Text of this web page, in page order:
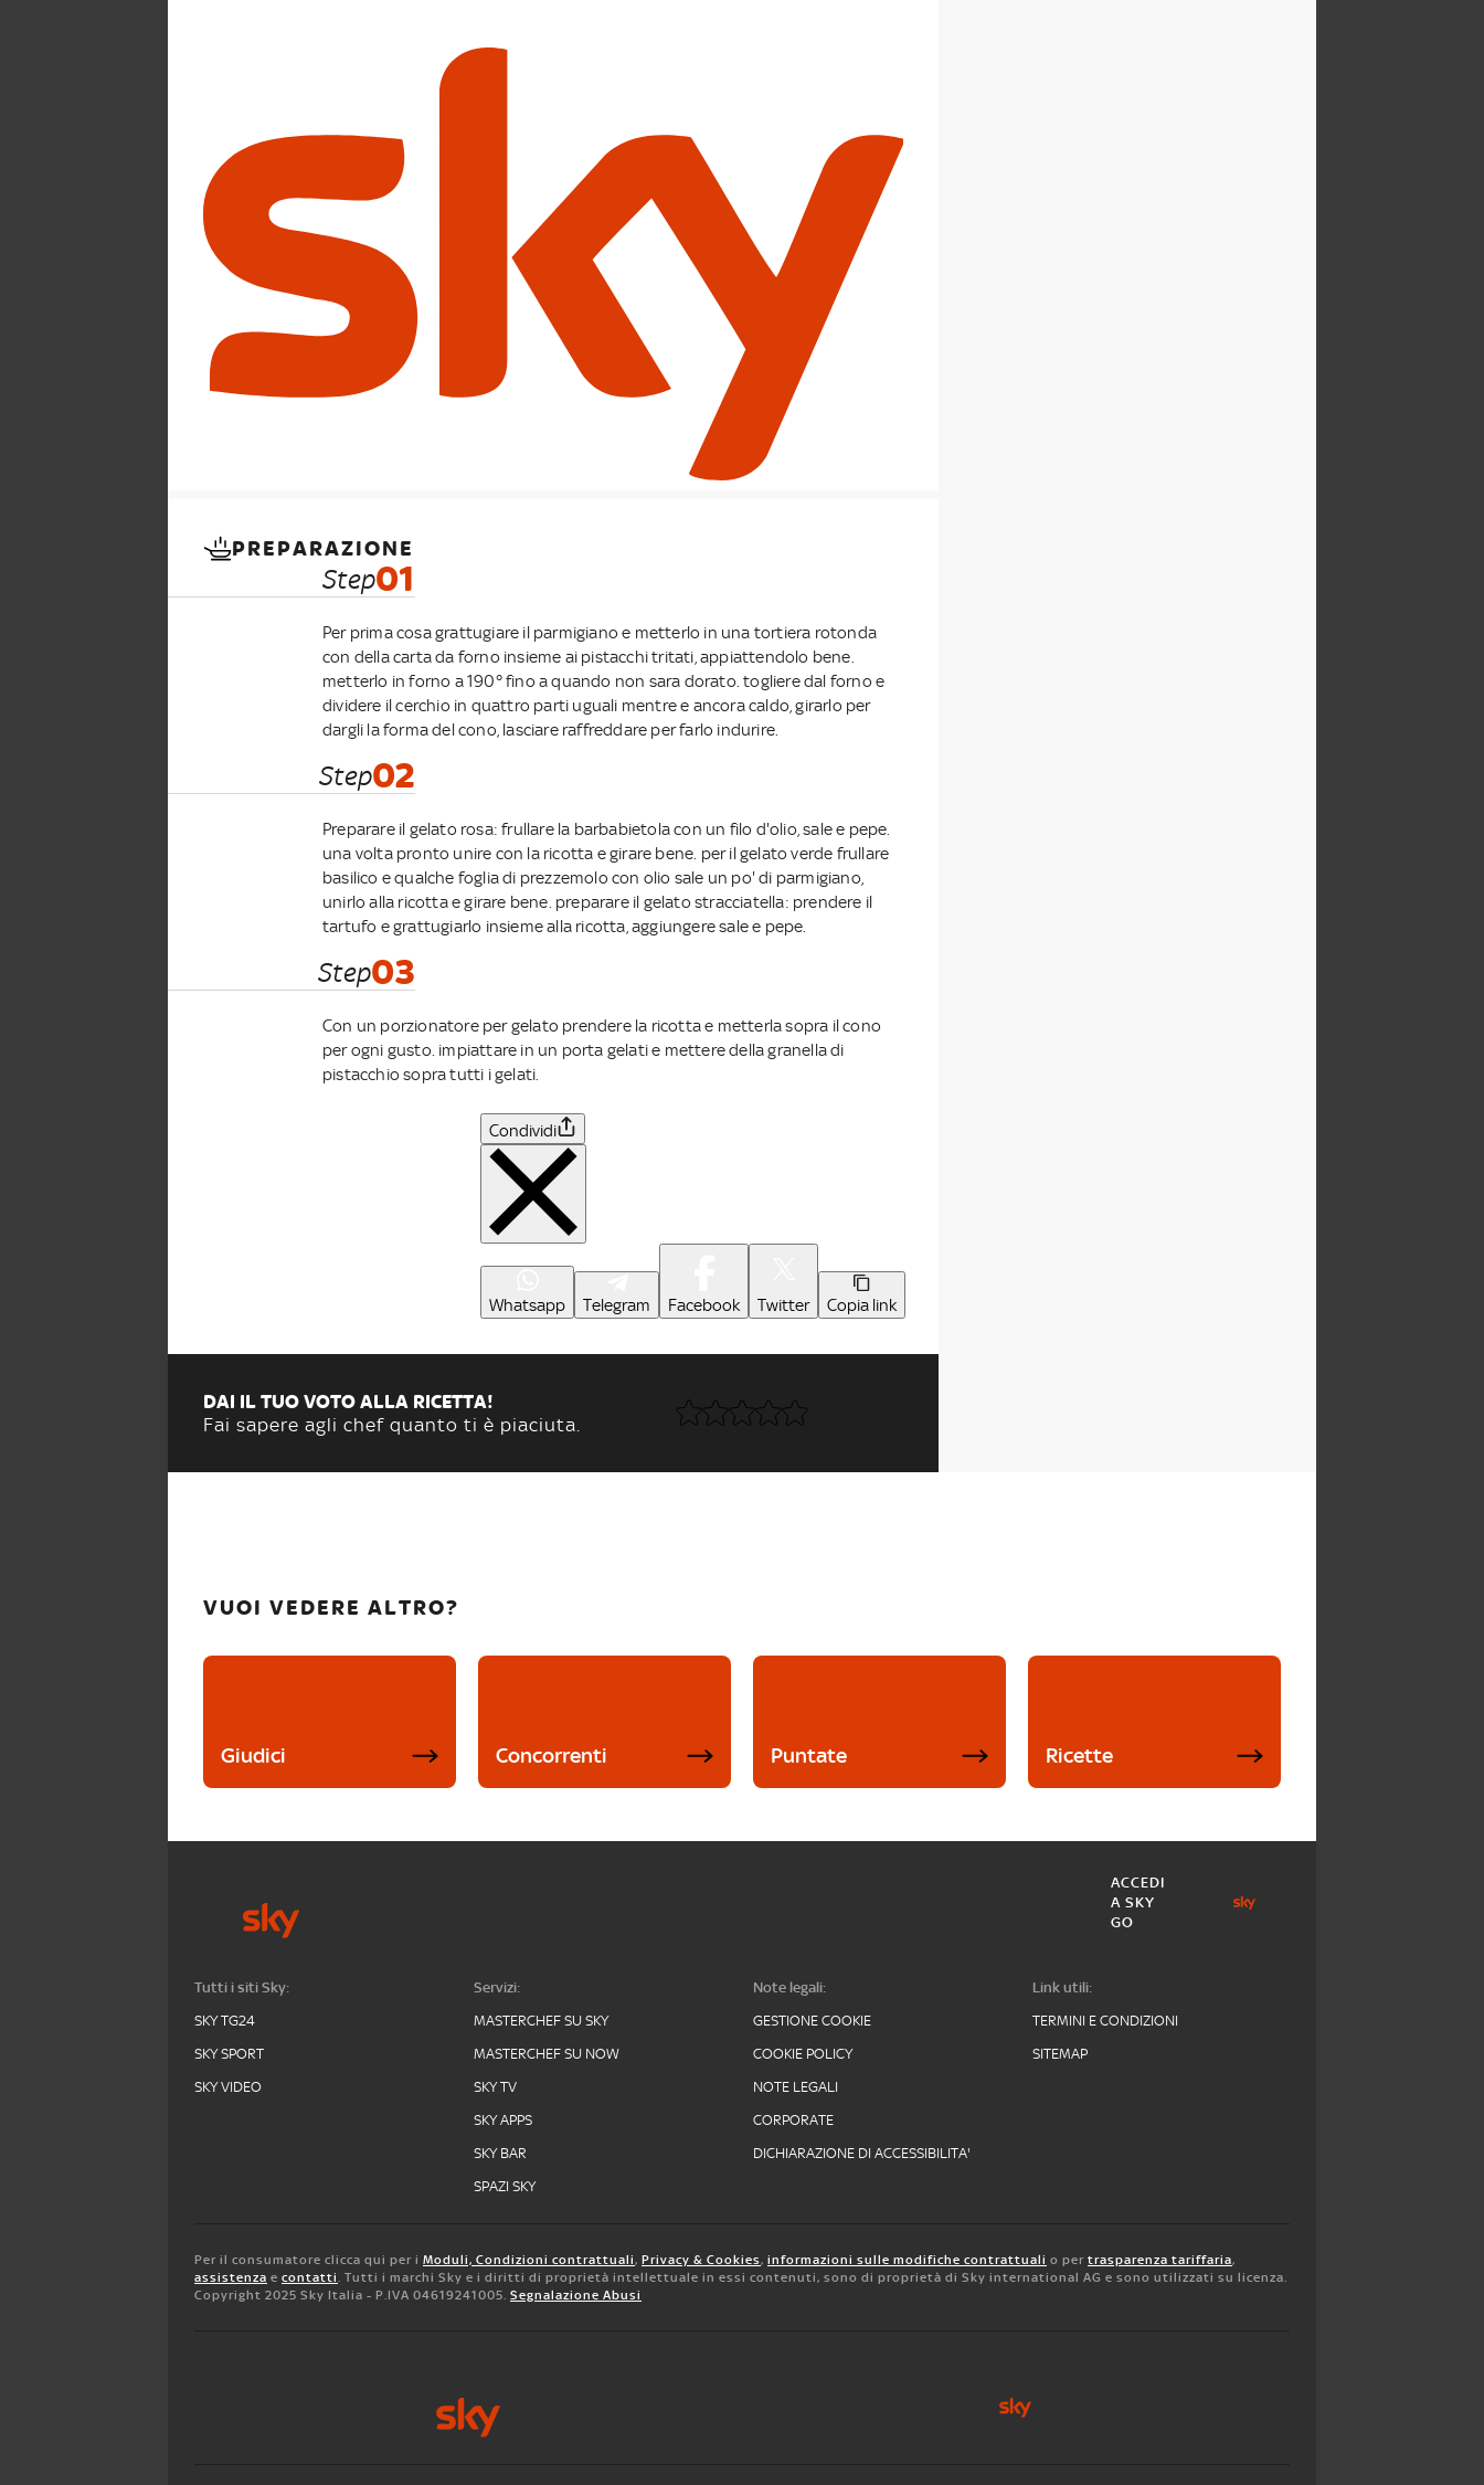
PREPARAZIONE
Step01
Per prima cosa grattugiare il parmigiano e metterlo in una tortiera rotonda
con della carta da forno insieme ai pistacchi tritati, appiattendolo bene.
metterlo in forno a 190° fino a quando non sara dorato. togliere dal forno e
dividere il cerchio in quattro parti uguali mentre e ancora caldo, girarlo per
dargli la forma del cono, lasciare raffreddare per farlo indurire.
Step02
Preparare il gelato rosa: frullare la barbabietola con un filo d'olio, sale e pepe.
una volta pronto unire con la ricotta e girare bene. per il gelato verde frullare
basilico e qualche foglia di prezzemolo con olio sale un po' di parmigiano,
unirlo alla ricotta e girare bene. preparare il gelato stracciatella: prendere il
tartufo e grattugiarlo insieme alla ricotta, aggiungere sale e pepe.
Step03
Con un porzionatore per gelato prendere la ricotta e metterla sopra il cono
per ogni gusto. impiattare in un porta gelati e mettere della granella di
pistacchio sopra tutti i gelati.
Condividi
Whatsapp Telegram Facebook Twitter Copia link
DAI IL TUO VOTO ALLA RICETTA!
Fai sapere agli chef quanto ti è piaciuta.
VUOI VEDERE ALTRO?
Giudici Concorrenti Puntate Ricette
ACCEDI
A SKY
GO
Tutti i siti Sky:
SKY TG24
SKY SPORT
SKY VIDEO
Servizi:
MASTERCHEF SU SKY
MASTERCHEF SU NOW
SKY TV
SKY APPS
SKY BAR
SPAZI SKY
Note legali:
GESTIONE COOKIE
COOKIE POLICY
NOTE LEGALI
CORPORATE
DICHIARAZIONE DI ACCESSIBILITA'
Link utili:
TERMINI E CONDIZIONI
SITEMAP
Per il consumatore clicca qui per i Moduli, Condizioni contrattuali, Privacy & Cookies, informazioni sulle modifiche contrattuali o per trasparenza tariffaria,
assistenza e contatti. Tutti i marchi Sky e i diritti di proprietà intellettuale in essi contenuti, sono di proprietà di Sky international AG e sono utilizzati su licenza.
Copyright 2025 Sky Italia - P.IVA 04619241005. Segnalazione Abusi